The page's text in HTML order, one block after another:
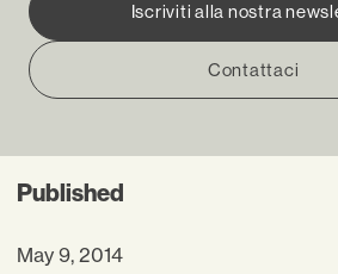
Iscriviti alla nostra
Contattaci
Published
May 9, 2014